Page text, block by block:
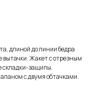
длиной до линии бедра
вытачки. Жакет с отрезным
складки-защипы.
с двумя обтачками.